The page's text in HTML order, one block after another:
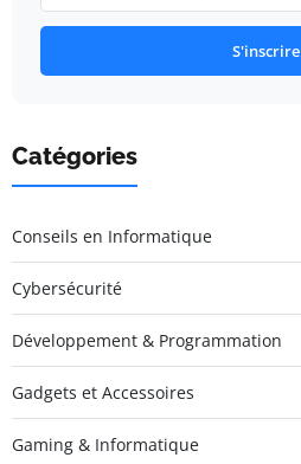
S'inscrire
Catégories
Conseils en Informatique
Cybersécurité
Développement & Programmation
Gadgets et Accessoires
Gaming & Informatique